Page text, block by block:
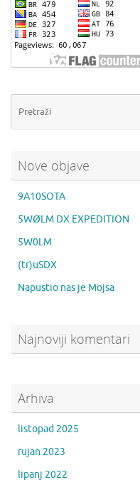
Nove objave
9A10SOTA
5WØLM DX EXPEDITION
5W0LM
(tr)uSDX
Napustio nas je Mojsa
Najnoviji komentari
Arhiva
listopad 2025
rujan 2023
lipanj 2022